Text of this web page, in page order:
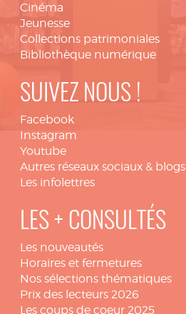
Cinéma
Jeunesse
Collections patrimoniales
Bibliothèque numérique
SUIVEZ NOUS !
Facebook
Instagram
Youtube
Autres réseaux sociaux & blogs
Les infolettres
LES + CONSULTÉS
Les nouveautés
Horaires et fermetures
Nos sélections thématiques
Prix des lecteurs 2026
Les coups de coeur 2025